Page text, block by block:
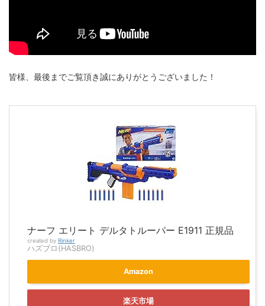
皆様、最後までご覧頂き誠にありがとうございました！
ナーフ エリート デルタトルーパー E1911 正規品
created by Rinker
ハズブロ(HASBRO)
Amazon
楽天市場